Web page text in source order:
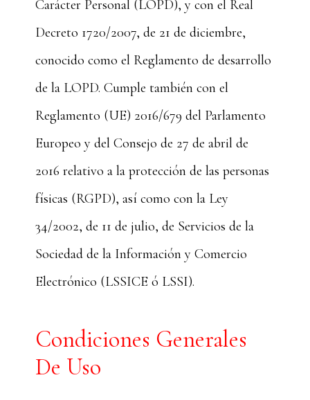
Carácter Personal (LOPD), y con el Real
Decreto 1720/2007, de 21 de diciembre,
conocido como el Reglamento de desarrollo
de la LOPD. Cumple también con el
Reglamento (UE) 2016/679 del Parlamento
Europeo y del Consejo de 27 de abril de
2016 relativo a la protección de las personas
físicas (RGPD), así como con la Ley
34/2002, de 11 de julio, de Servicios de la
Sociedad de la Información y Comercio
Electrónico (LSSICE ó LSSI).
Condiciones Generales
De Uso